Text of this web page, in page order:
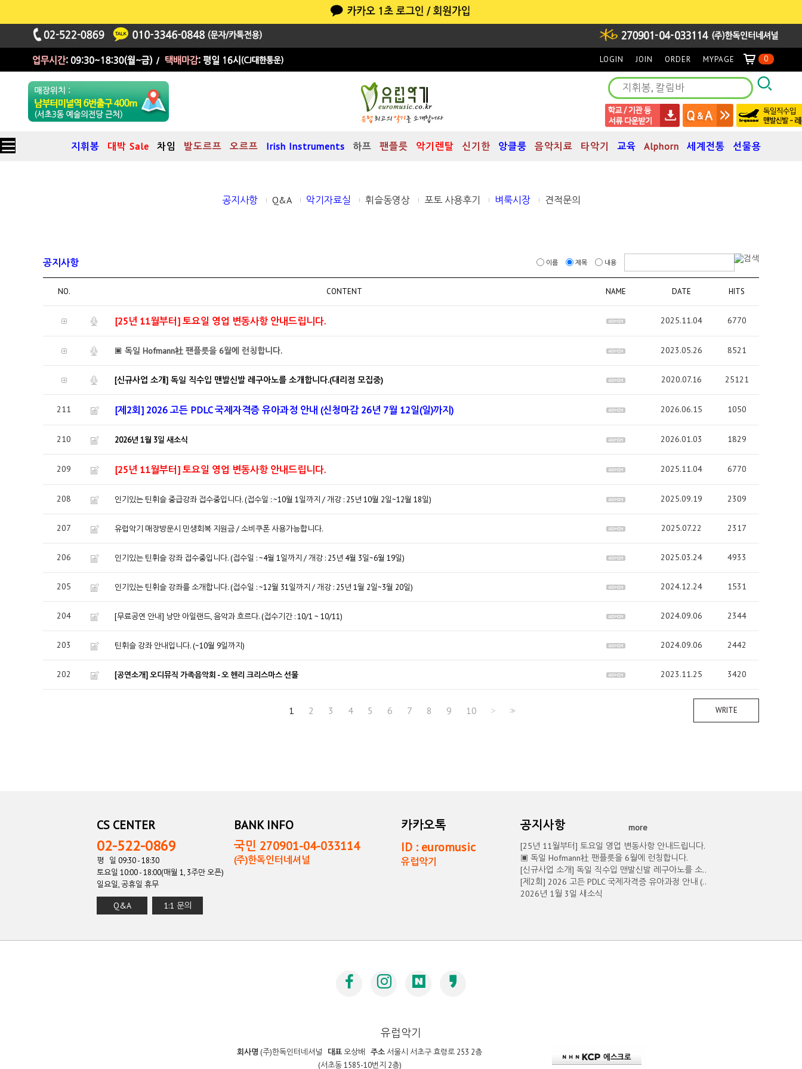
LOGIN JOIN ORDER MYPAGE 0
지휘봉 대박 Sale 차임 발도르프 오르프 Irish Instruments 하프 팬플릇 악기렌탈 신기한 앙클룽 음악치료 타악기 교육 Alphorn 세계전통 선물용
공지사항 Q&A 악기자료실 휘슬동영상 포토 사용후기 벼룩시장 견적문의
공지사항 이름 제목 내용
NO. CONTENT NAME DATE HITS
[25년 11월부터] 토요일 영업 변동사항 안내드립니다. 2025.11.04 6770
▣ 독일 Hofmann社 팬플릇을 6월에 런칭합니다. 2023.05.26 8521
[신규사업 소개] 독일 직수입 맨발신발 레구아노를 소개합니다.(대리점 모집중) 2020.07.16 25121
211 [제2회] 2026 고든 PDLC 국제자격증 유아과정 안내 (신청마감 26년 7월 12일(일)까지) 2026.06.15 1050
210 2026년 1월 3일 새소식 2026.01.03 1829
209 [25년 11월부터] 토요일 영업 변동사항 안내드립니다. 2025.11.04 6770
208 인기있는 틴휘슬 중급강좌 접수중입니다. (접수일 : ~10월 1일까지 / 개강 : 25년 10월 2일~12월 18일) 2025.09.19 2309
207 유럽악기 매장방문시 민생회복 지원금 / 소비쿠폰 사용가능합니다. 2025.07.22 2317
206 인기있는 틴휘슬 강좌 접수중입니다. (접수일 : ~4월 1일까지 / 개강 : 25년 4월 3일~6월 19일) 2025.03.24 4933
205 인기있는 틴휘슬 강좌를 소개합니다. (접수일 : ~12월 31일까지 / 개강 : 25년 1월 2일~3월 20일) 2024.12.24 1531
204 [무료공연 안내] 낭만 아일랜드, 음악과 흐르다. (접수기간 : 10/1 ~ 10/11) 2024.09.06 2344
203 틴휘슬 강좌 안내입니다. (~10월 9일까지) 2024.09.06 2442
202 [공연소개] 오디뮤직 가족음악회 - 오 헨리 크리스마스 선물 2023.11.25 3420
WRITE
1 2 3 4 5 6 7 8 9 10 > >>
CS CENTER
02-522-0869
평 일 09:30 - 18:30
토요일 10:00 - 18:00(매월 1, 3주만 오픈)
일요일, 공휴일 휴무
Q&A 1:1 문의
BANK INFO
국민 270901-04-033114
(주)한독인터네셔널
카카오톡
ID : euromusic
유럽악기
공지사항
more
[25년 11월부터] 토요일 영업 변동사항 안내드립니다.
▣ 독일 Hofmann社 팬플릇을 6월에 런칭합니다.
[신규사업 소개] 독일 직수입 맨발신발 레구아노를 소..
[제2회] 2026 고든 PDLC 국제자격증 유아과정 안내 (..
2026년 1월 3일 새소식
유럽악기
회사명 (주)한독인터네셔널 대표오상배 주소 서울시 서초구 효령로 253 2층
(서초동 1585-10번지 2층)